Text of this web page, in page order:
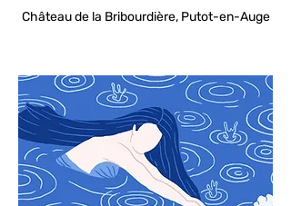
Château de la Bribourdière, Putot-en-Auge